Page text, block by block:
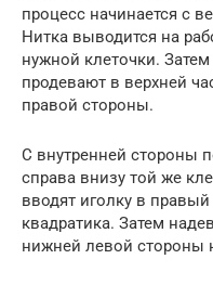
процесс начинается с
Нитка выводится на
нужной клеточки.
продевают в верхней
правой стороны.
С внутренней стороны
справа внизу той же
вводят иголку в
квадратика. Затем
нижней левой стороны